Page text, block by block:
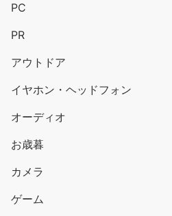
PC
PR
アウトドア
イヤホン・ヘッドフォン
オーディオ
お歳暮
カメラ
ゲーム